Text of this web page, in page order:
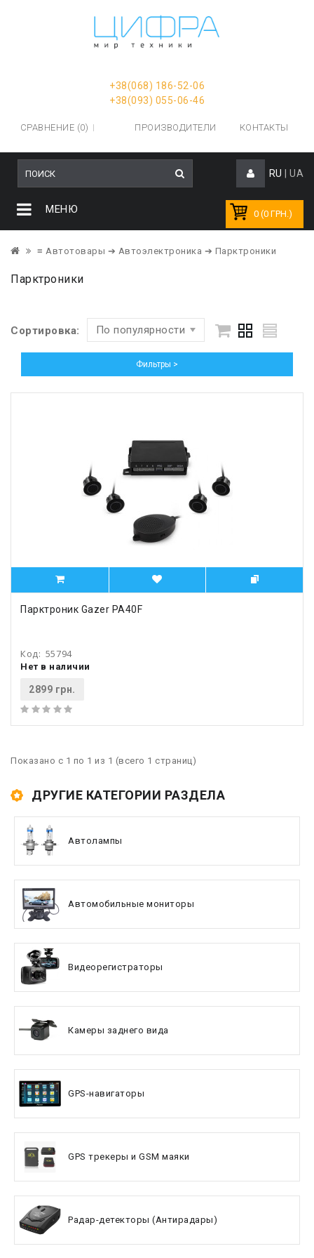
+38(068) 186-52-06
+38(093) 055-06-46
СРАВНЕНИЕ (0) ПРОИЗВОДИТЕЛИ КОНТАКТЫ
RU UA
0 (0 ГРН.)
МЕНЮ
≡ Автотовары ➔ Автоэлектроника ➔ Парктроники
Парктроники
Сортировка: По популярности
Фильтры >
Парктроник Gazer PA40F
Код: 55794
Нет в наличии
2899 грн.
Показано с 1 по 1 из 1 (всего 1 страниц)
ДРУГИЕ КАТЕГОРИИ РАЗДЕЛА
Автолампы
Автомобильные мониторы
Видеорегистраторы
Камеры заднего вида
GPS-навигаторы
GPS трекеры и GSM маяки
Радар-детекторы (Антирадары)